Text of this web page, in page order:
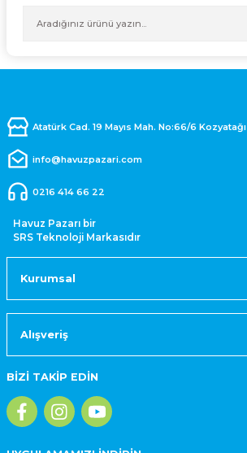
Atatürk Cad. 19 Mayıs Mah. No:66/6 Kozyatağı
info@havuzpazari.com
0216 414 66 22
Havuz Pazarı bir
SRS Teknoloji Markasıdır
Kurumsal
Alışveriş
BİZİ TAKİP EDİN